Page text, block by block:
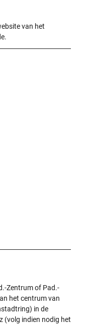
van het
Zentrum of Pad.-
het centrum van
in de
(volg indien nodig het